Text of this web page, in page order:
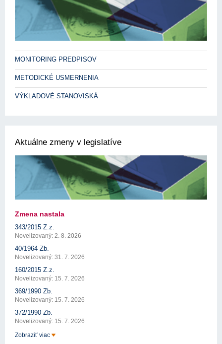
MONITORING PREDPISOV
METODICKÉ USMERNENIA
VÝKLADOVÉ STANOVISKÁ
Aktuálne zmeny v legislatíve
Zmena nastala
343/2015 Z.z.
Novelizovaný: 2. 8. 2026
40/1964 Zb.
Novelizovaný: 31. 7. 2026
160/2015 Z.z.
Novelizovaný: 15. 7. 2026
369/1990 Zb.
Novelizovaný: 15. 7. 2026
372/1990 Zb.
Novelizovaný: 15. 7. 2026
Zobraziť viac